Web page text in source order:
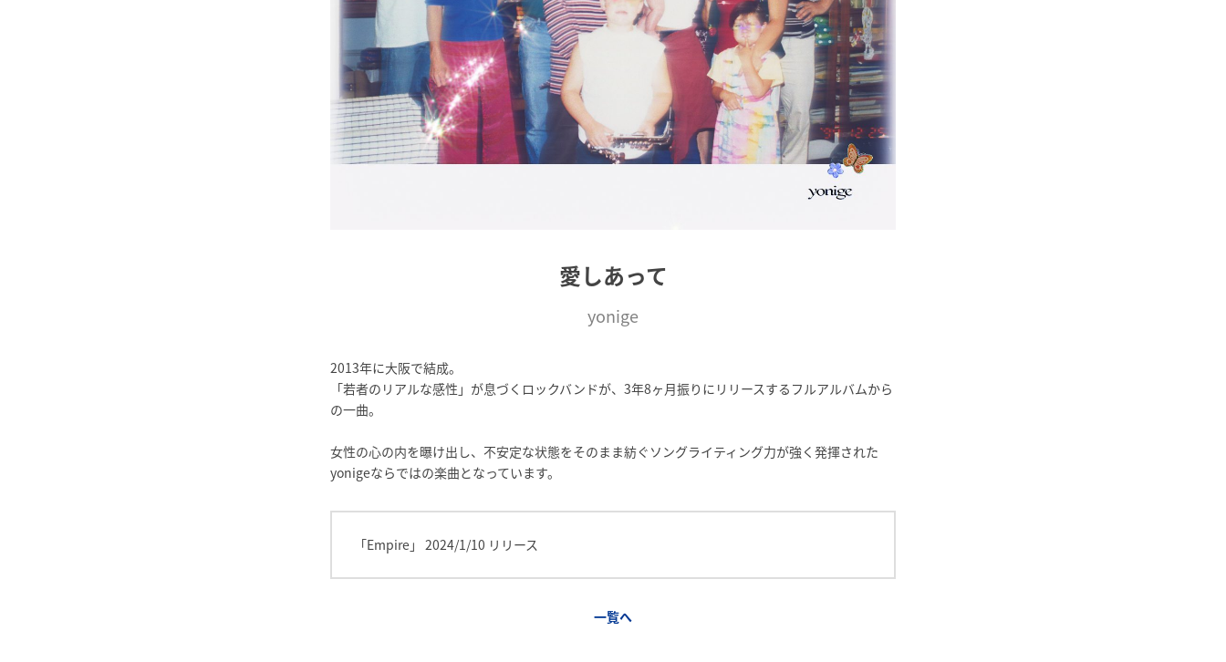
愛しあって
yonige
2013年に大阪で結成。
「若者のリアルな感性」が息づくロックバンドが、3年8ヶ月振りにリリースするフルアルバムから
の一曲。
女性の心の内を曝け出し、不安定な状態をそのまま紡ぐソングライティング力が強く発揮された
yonigeならではの楽曲となっています。
「Empire」 2024/1/10 リリース
一覧へ